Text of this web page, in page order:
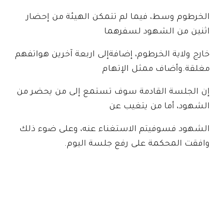
الخرطوم وسط، فيما لم تتمكن الهيئة من إحضار
اثنين من الشهود لسفرهما
خارج ولاية الخرطوم، إضافةإلى اربعة آخرين هواتفهم
مغلقة.وأضاف ممثل الإتهام
إن الجلسة القادمة سوف تستمع إلى من يحضر من
الشهود، أما من يتغيب عن
الشهود فسوفيتم الاستغناء عنه، وعلى ضوء ذلك
وافقت المحكمة على رفع جلسة اليوم.